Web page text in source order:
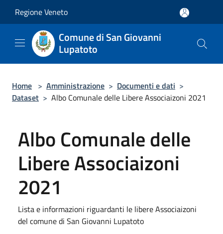
Regione Veneto
Comune di San Giovanni
Lupatoto
Home > Amministrazione > Documenti e dati >
Dataset > Albo Comunale delle Libere Associaizoni 2021
Albo Comunale delle
Libere Associaizoni
2021
Lista e informazioni riguardanti le libere Associaizoni
del comune di San Giovanni Lupatoto